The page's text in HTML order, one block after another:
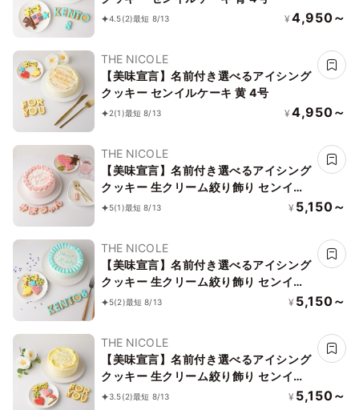
4.5(2)最短 8/13 ¥ 4,950～
THE NICOLE
【美味宣言】名前付き選べるアイシング
クッキー センイルケーキ 黄 4号
2(1)最短 8/13 ¥ 4,950～
THE NICOLE
【美味宣言】名前付き選べるアイシング
クッキー 生クリーム絞り飾り センイル
ケーキ（赤） クリームカラーは5色から
5(1)最短 8/13 ¥ 5,150～
THE NICOLE
【美味宣言】名前付き選べるアイシング
クッキー 生クリーム絞り飾り センイル
ケーキ（青） クリームカラーは5色から
5(2)最短 8/13 ¥ 5,150～
THE NICOLE
【美味宣言】名前付き選べるアイシング
クッキー 生クリーム絞り飾り センイル
ケーキ（黄） クリームカラーは5色から
3.5(2)最短 8/13 ¥ 5,150～